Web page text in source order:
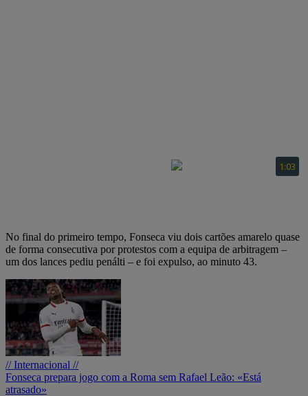
No final do primeiro tempo, Fonseca viu dois cartões amarelo quase
de forma consecutiva por protestos com a equipa de arbitragem –
um dos lances pediu penálti – e foi expulso, ao minuto 43.
// Internacional //
Fonseca prepara jogo com a Roma sem Rafael Leão: «Está
atrasado»